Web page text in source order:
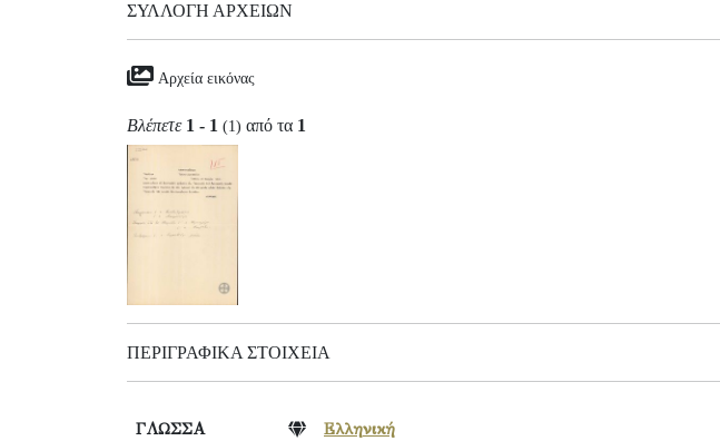
ΣΥΛΛΟΓΉ ΑΡΧΕΊΩΝ
Αρχεία εικόνας
Βλέπετε 1 - 1 (1) από τα 1
ΠΕΡΙΓΡΑΦΙΚΆ ΣΤΟΙΧΕΊΑ
ΓΛΩΣΣΑ
Ελληνική